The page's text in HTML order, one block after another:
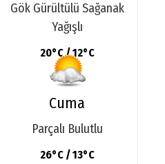
Gök Gürültülü Sağanak
Yağışlı
20°C / 12°C
Cuma
Parçalı Bulutlu
26°C / 13°C